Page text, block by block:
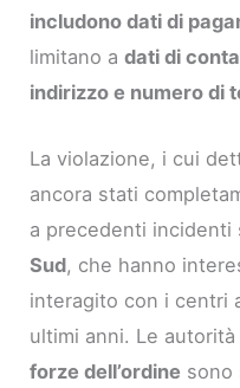
includono dati di
limitano adati di
indirizzo e numero di
La violazione, i cui
ancora stati
a precedenti
Sud, che hanno
interagito con i centri
ultimi anni. Le autorità
forze dell’ordine sono